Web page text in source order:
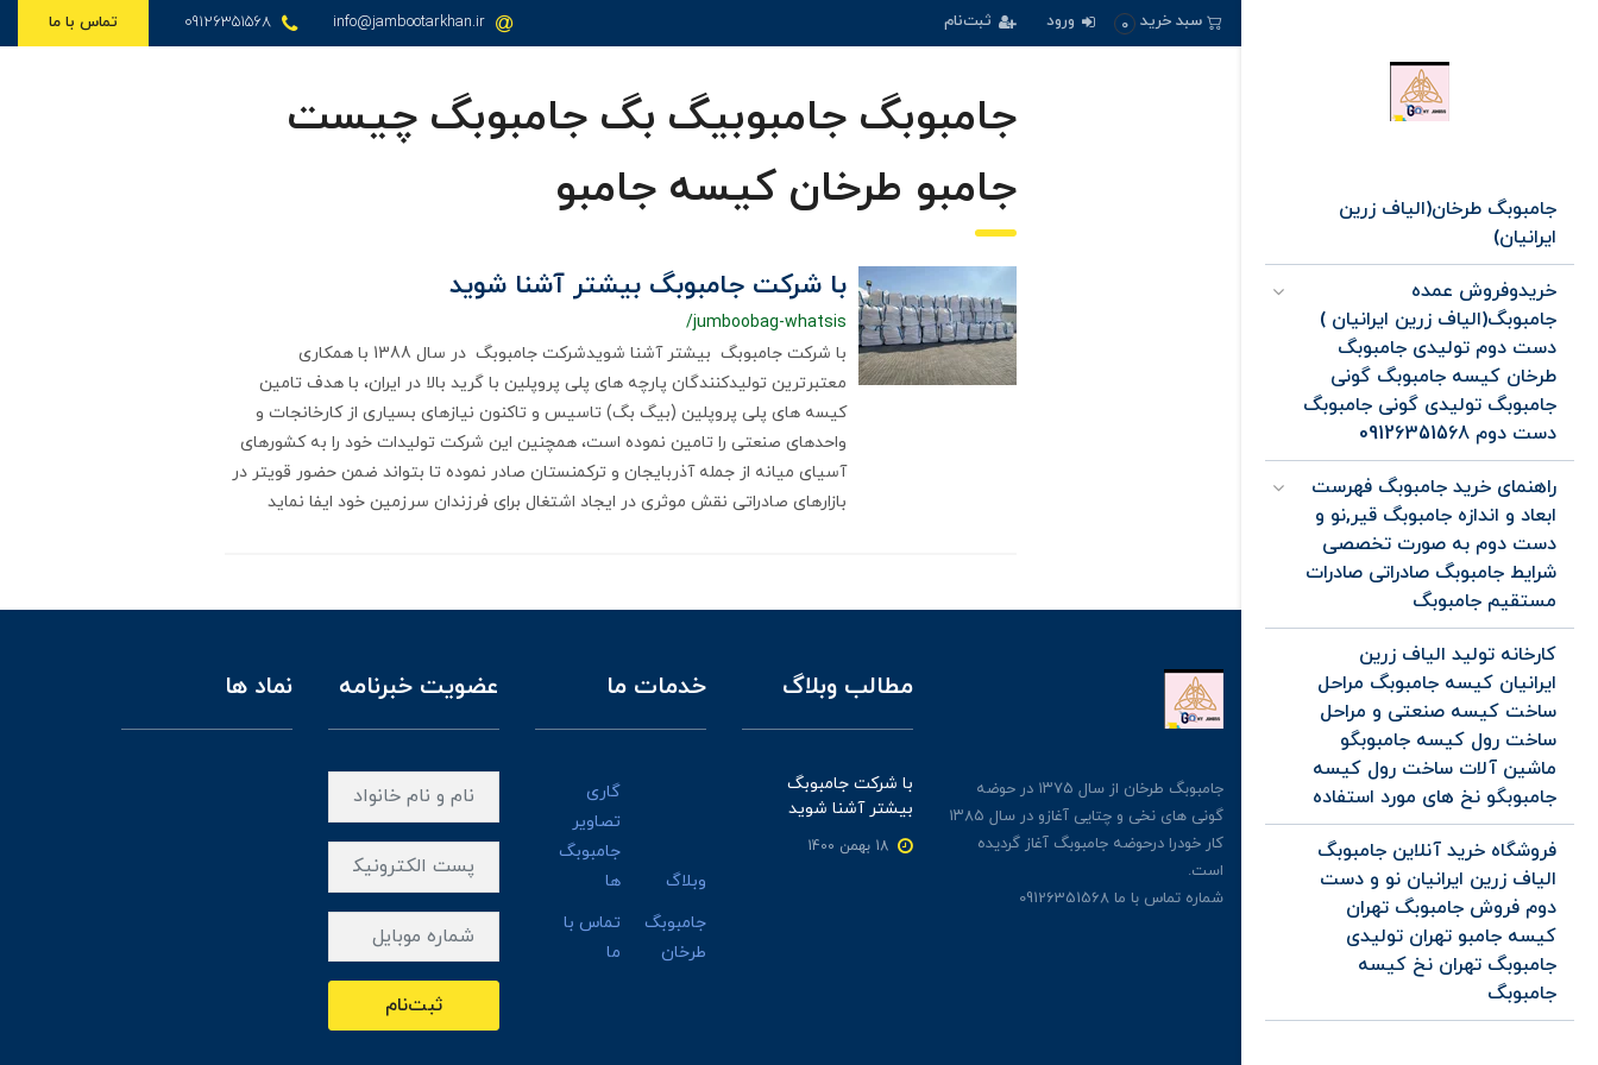
سبد خرید 0 ورود ثبت‌نام info@jambootarkhan.ir
09126351568 تماس با ما
جامبوبگ طرخان(الیاف زرین
ایرانیان)
خریدوفروش عمده
جامبوبگ(الیاف زرین ایرانیان )
دست دوم تولیدی جامبوبگ
طرخان کیسه جامبوبگ گونی
جامبوبگ تولیدی گونی جامبوبگ
دست دوم 09126351568
راهنمای خرید جامبوبگ فهرست
ابعاد و اندازه جامبوبگ قیر,نو و
دست دوم به صورت تخصصی
شرایط جامبوبگ صادراتی صادرات
مستقیم جامبوبگ
کارخانه تولید الیاف زرین
ایرانیان کیسه جامبوبگ مراحل
ساخت کیسه صنعتی و مراحل
ساخت رول کیسه جامبوبگو
ماشین آلات ساخت رول کیسه
جامبوبگو نخ های مورد استفاده
فروشگاه خرید آنلاین جامبوبگ
الیاف زرین ایرانیان نو و دست
دوم فروش جامبوبگ تهران
کیسه جامبو تهران تولیدی
جامبوبگ تهران نخ کیسه
جامبوبگ
جامبوبگ جامبوبیگ بگ جامبوبگ چیست
جامبو طرخان کیسه جامبو
با شرکت جامبوبگ بیشتر آشنا شوید
/jumboobag-whatsis
با شرکت جامبوبگ بیشتر آشنا شویدشرکت جامبوبگ در سال 1388 با همکاری
معتبرترین تولیدکنندگان پارچه های پلی پروپلین با گرید بالا در ایران، با هدف تامین
کیسه های پلی پروپلین (بیگ بگ) تاسیس و تاکنون نیازهای بسیاری از کارخانجات و
واحدهای صنعتی را تامین نموده است، همچنین این شرکت تولیدات خود را به کشورهای
آسیای میانه از جمله آذربایجان و ترکمنستان صادر نموده تا بتواند ضمن حضور قویتر در
بازارهای صادراتی نقش موثری در ایجاد اشتغال برای فرزندان سرزمین خود ایفا نماید
جامبوبگ طرخان از سال ۱۳۷۵ در حوضه
گونی های نخی و چتایی آغازو در سال ۱۳۸۵
کار خودرا درحوضه جامبوبگ آغاز گردیده
است.
شماره تماس با ما 09126351568
مطالب وبلاگ
با شرکت جامبوبگ
بیشتر آشنا شوید
خدمات ما
وبلاگ
گاری
تصاویر
جامبوبگ
ها
جامبوبگ
طرخان
تماس با
ما
عضویت خبرنامه
ثبت‌نام
نماد ها